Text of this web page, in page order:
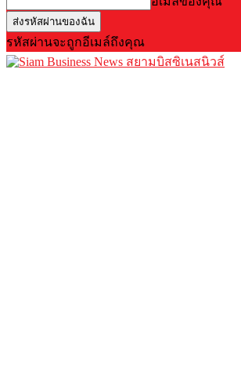
รหัสผ่านจะถูกอีเมล์ถึงคุณ
สยามบิสซิเนสนิวส์